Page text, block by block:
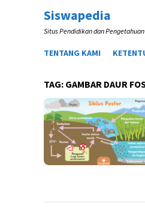
Loncat
Siswapedia
Situs Pendidikan dan
TENTANG KAMI
TAG: GAMBAR DAUR